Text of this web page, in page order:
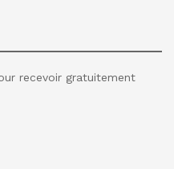
recevoir gratuitement